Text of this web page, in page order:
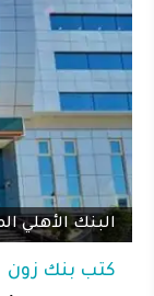
البنك الأهلي
كتب بنك زون